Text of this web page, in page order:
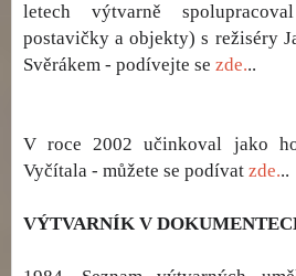
letech výtvarně
postavičky a objekty) s režiséry
Svěrákem - podívejte se zde...
V roce 2002 učinkoval jako
Vyčítala - můžete se podívat zde...
VÝTVARNÍK V